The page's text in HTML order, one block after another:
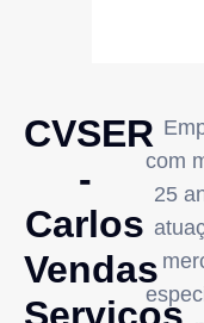
CVSER
-
Carlos
Vendas
Serviços
com
25